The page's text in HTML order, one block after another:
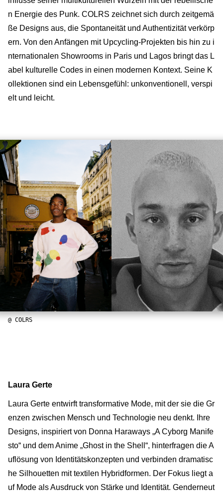
n Energie des Punk. COLRS zeichnet sich durch zeitgemä
ße Designs aus, die Spontaneität und Authentizität verkörp
ern. Von den Anfängen mit Upcycling-Projekten bis hin zu i
nternationalen Showrooms in Paris und Lagos bringt das L
abel kulturelle Codes in einen modernen Kontext. Seine K
ollektionen sind ein Lebensgefühl: unkonventionell, verspi
elt und leicht.
@ COLRS
Laura Gerte
Laura Gerte entwirft transformative Mode, mit der sie die Gr
enzen zwischen Mensch und Technologie neu denkt. Ihre
Designs, inspiriert von Donna Haraways „A Cyborg Manife
sto“ und dem Anime „Ghost in the Shell“, hinterfragen die A
uflösung von Identitätskonzepten und verbinden dramatisc
he Silhouetten mit textilen Hybridformen. Der Fokus liegt a
uf Mode als Ausdruck von Stärke und Identität. Genderneut